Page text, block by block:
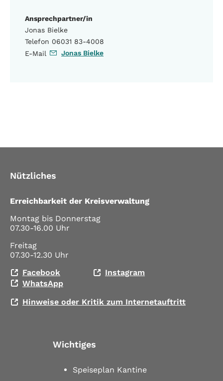
Ansprechpartner/in
Jonas Bielke
Telefon 06031 83-4008
E-Mail
Jonas Bielke
Nützliches
Erreichbarkeit der Kreisverwaltung
Montag bis Donnerstag
07.30-16.00 Uhr
Freitag
07.30-12.30 Uhr
Facebook
Instagram
WhatsApp
Hinweise oder Kritik zum Internetauftritt
Wichtiges
Speiseplan Kantine